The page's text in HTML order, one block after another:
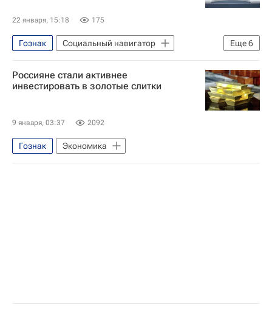
Социальный навигатор
22 января, 15:18 175
Еще6
Гознак
Социальный навигатор
СН_Образование
Россия
Волжский
Санкт-Петербург
Россияне стали активнее
инвестировать в золотые слитки
9 января, 03:37 2092
Гознак Экономика